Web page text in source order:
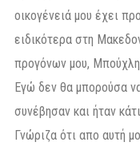
οικογένειά μου έχει
ειδικότερα στη
προγόνων μου,
Εγώ δεν θα μπορούσα
συνέβησαν και ήταν
Γνώριζα ότι απο αυτή